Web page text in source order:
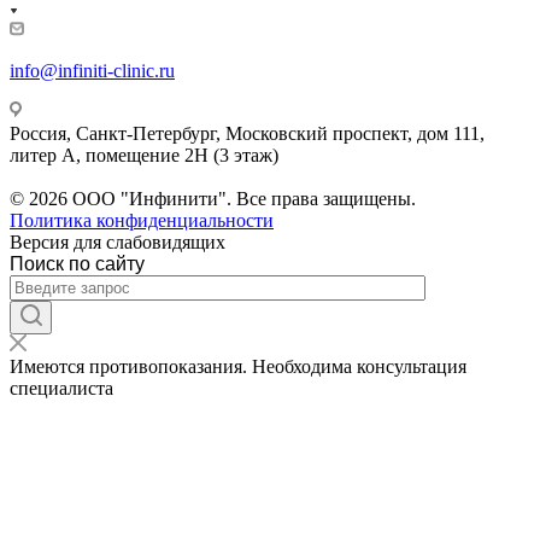
info@infiniti-clinic.ru
Россия, Санкт-Петербург, Московский проспект, дом 111,
литер А, помещение 2Н (3 этаж)
© 2026 ООО "Инфинити". Все права защищены.
Политика конфиденциальности
Версия для слабовидящих
Поиск по сайту
Имеются противопоказания. Необходима консультация
специалиста